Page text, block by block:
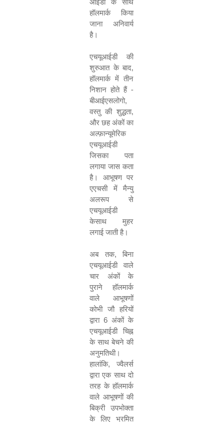
आईडी के साथ
हॉलमार्क किया
जाना अनिवार्य
है।
एचयूआईडी की
शुरुआत के बाद,
हॉलमार्क में तीन
निशान होते हैं-
बीआईएसलोगो,
वस्तु की शुद्धता,
और छह अंकों का
अल्फ़ान्यूमेरिक
एचयूआईडी
जिसका पता
लगाया जास कता
है। आभूषण पर
एएचसी में मैन्यु
अलरूप से
एचयूआईडी
केसाथ मुहर
लगाई जाती है।
अब तक, बिना
एचयूआईडी वाले
चार अंकों के
पुराने हॉलमार्क
वाले आभूषणों
कोभी जौ हरियों
द्वारा 6 अंकों के
एचयूआईडी चिह्न
के साथ बेचने की
अनुमतिथी।
हालांकि,
ज्वैलर्स
द्वारा एक साथ दो
तरह के हॉलमार्क
वाले आभूषणों की
बिक्री उपभोक्ता
के लिए भ्रमित